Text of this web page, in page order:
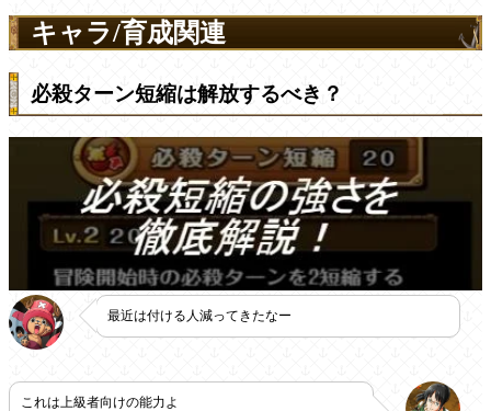
キャラ/育成関連
必殺ターン短縮は解放するべき？
最近は付ける人減ってきたなー
これは上級者向けの能力よ